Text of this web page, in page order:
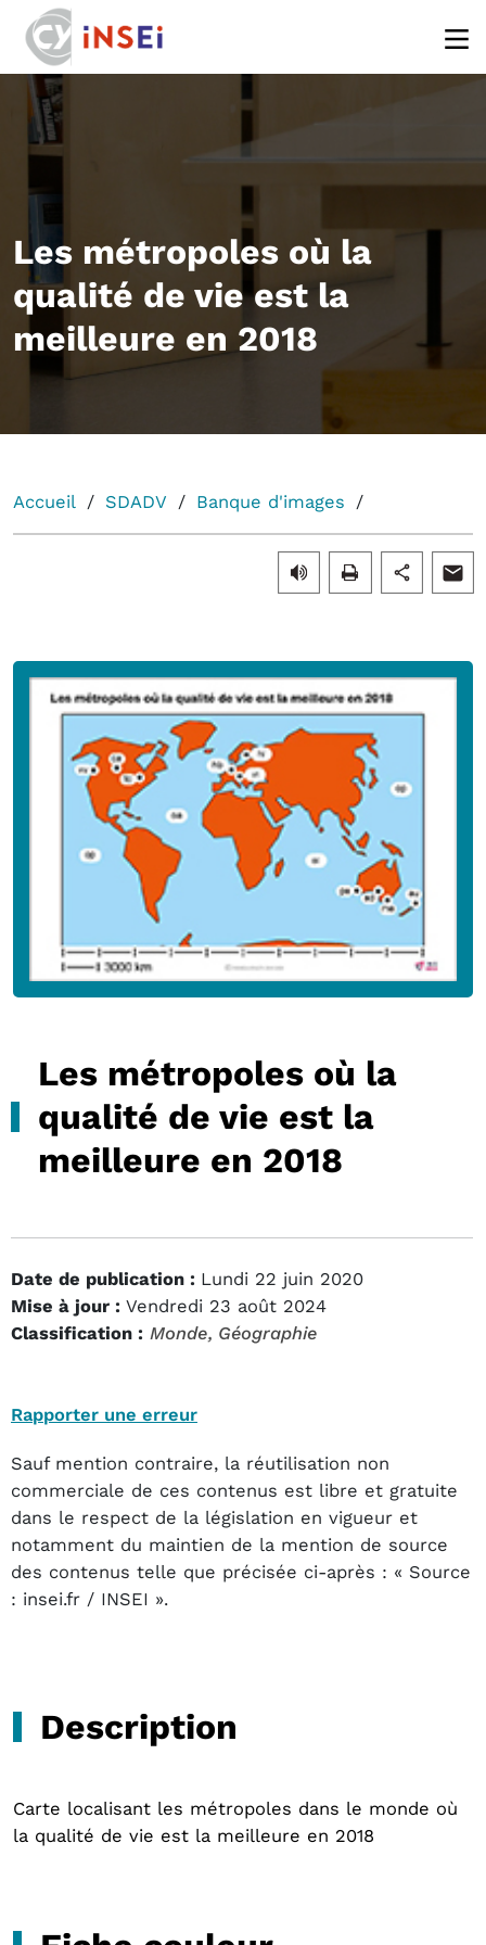
Les métropoles où la
qualité de vie est la
meilleure en 2018
Accueil SDADV Banque d'images
Les métropoles où la
qualité de vie est la
meilleure en 2018
Date de publication : Lundi 22 juin 2020
Mise à jour : Vendredi 23 août 2024
Classification : Monde, Géographie
Rapporter une erreur
Sauf mention contraire, la réutilisation non
commerciale de ces contenus est libre et gratuite
dans le respect de la législation en vigueur et
notamment du maintien de la mention de source
des contenus telle que précisée ci-après : « Source
: insei.fr / INSEI ».
Description
Carte localisant les métropoles dans le monde où
la qualité de vie est la meilleure en 2018